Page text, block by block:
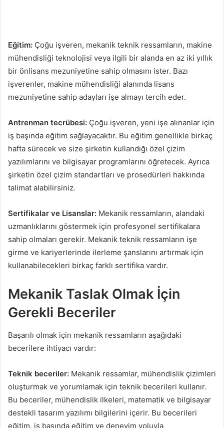
Eğitim: Çoğu işveren, mekanik teknik ressamların, makine
mühendisliği teknolojisi veya ilgili bir alanda en az iki yıllık
bir önlisans mezuniyetine sahip olmasını ister. Bazı
işverenler, makine mühendisliği alanında lisans
mezuniyetine sahip adayları işe almayı tercih eder.
Antrenman tecrübesi: Çoğu işveren, yeni işe alınanlar için
iş başında eğitim sağlayacaktır. Bu eğitim genellikle birkaç
hafta sürecek ve size şirketin kullandığı özel çizim
yazılımlarını ve bilgisayar programlarını öğretecek. Ayrıca
şirketin özel çizim standartları ve prosedürleri hakkında
talimat alabilirsiniz.
Sertifikalar ve Lisanslar: Mekanik ressamların, alandaki
uzmanlıklarını göstermek için profesyonel sertifikalara
sahip olmaları gerekir. Mekanik teknik ressamların işe
girme ve kariyerlerinde ilerleme şanslarını artırmak için
kullanabilecekleri birkaç farklı sertifika vardır.
Mekanik Taslak Olmak İçin
Gerekli Beceriler
Başarılı olmak için mekanik ressamların aşağıdaki
becerilere ihtiyacı vardır:
Teknik beceriler: Mekanik ressamlar, mühendislik çizimleri
oluşturmak ve yorumlamak için teknik becerileri kullanır.
Bu beceriler, mühendislik ilkeleri, matematik ve bilgisayar
destekli tasarım yazılımı bilgilerini içerir. Bu becerileri
eğitim, iş başında eğitim ve deneyim yoluyla